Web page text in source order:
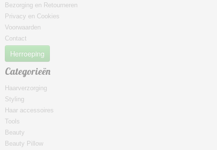
Bezorging en Retourneren
Privacy en Cookies
Voorwaarden
Contact
Herroeping
Categorieën
Haarverzorging
Styling
Haar accessoires
Tools
Beauty
Beauty Pillow